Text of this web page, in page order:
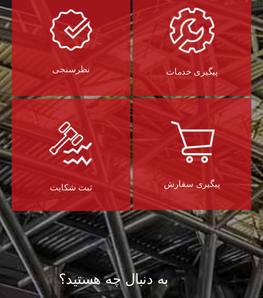
پیگیری خدمات نظرسنجی
پیگیری سفارش ثبت شکایت
به دنبال چه هستید؟